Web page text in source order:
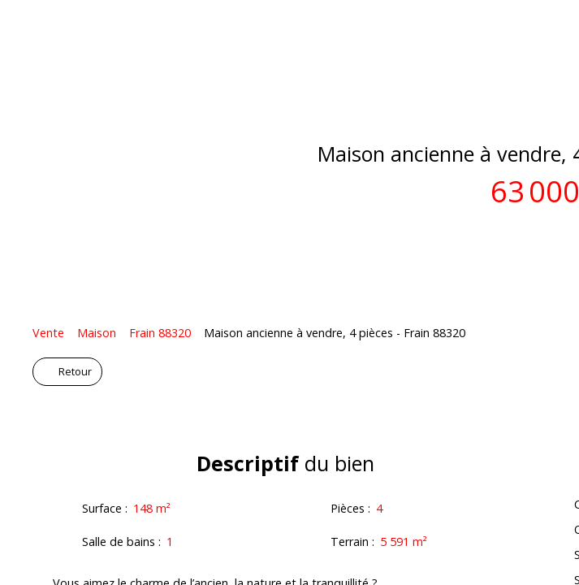
Maison ancienne à vendre,
63 000
Vente Maison Frain 88320 Maison ancienne à vendre, 4 pièces - Frain 88320
Retour
Descriptifdu bien
Surface : 148 m² Pièces : 4
Salle de bains : 1 Terrain : 5 591 m²